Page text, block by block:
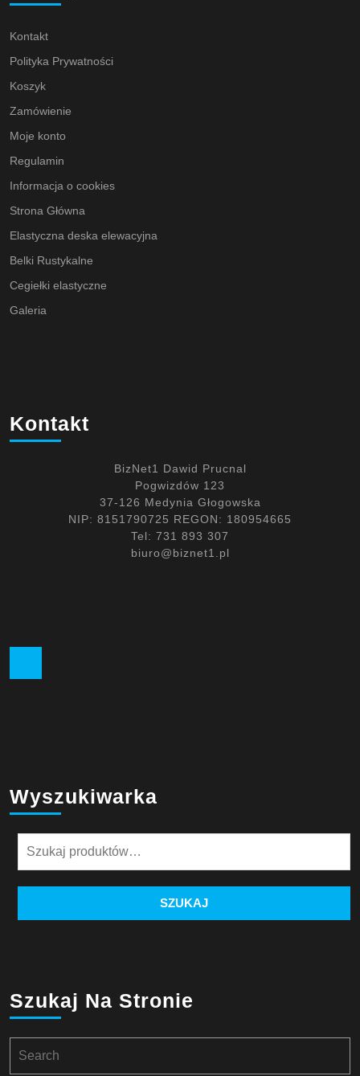
Kontakt
Polityka Prywatności
Koszyk
Zamówienie
Moje konto
Regulamin
Informacja o cookies
Strona Główna
Elastyczna deska elewacyjna
Belki Rustykalne
Cegiełki elastyczne
Galeria
Kontakt
BizNet1 Dawid Prucnal
Pogwizdów 123
37-126 Medynia Głogowska
NIP: 8151790725 REGON: 180954665
Tel: 731 893 307
biuro@biznet1.pl
Wyszukiwarka
SZUKAJ
Szukaj Na Stronie
for: